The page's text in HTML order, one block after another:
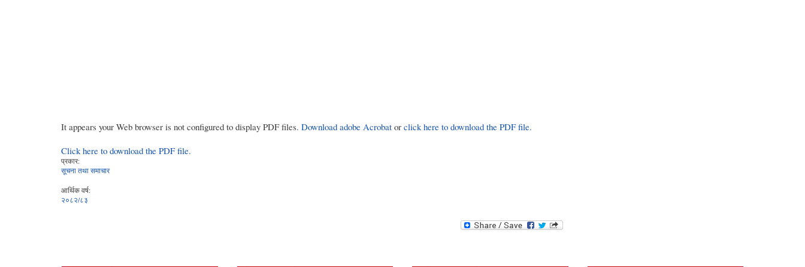
It appears your Web browser is not configured to display PDF files. Download adobe Acrobat or click here to download the PDF file.
Click here to download the PDF file.
प्रकार:
सूचना तथा समाचार
आर्थिक वर्ष:
२०८२/८३